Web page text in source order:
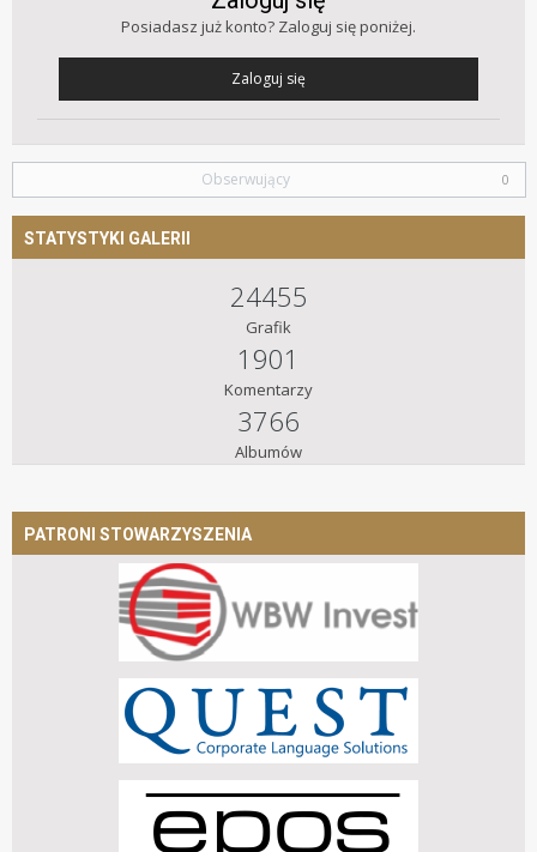
Posiadasz już konto? Zaloguj się poniżej.
Zaloguj się
Obserwujący 0
STATYSTYKI GALERII
24455
Grafik
1901
Komentarzy
3766
Albumów
PATRONI STOWARZYSZENIA